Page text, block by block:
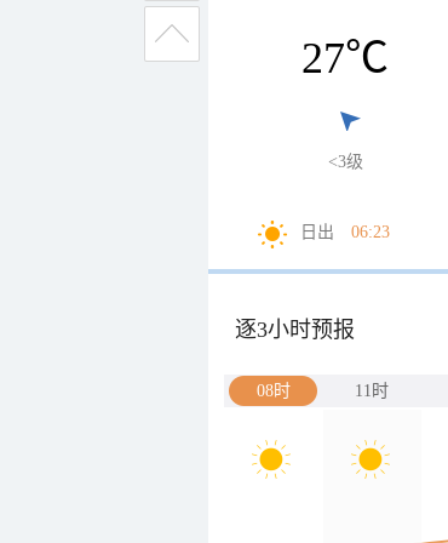
27℃
<3级
日出 06:23
逐3小时预报
08时 11时